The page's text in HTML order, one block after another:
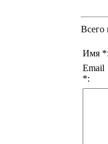
Всего
Имя *:
Email
*: